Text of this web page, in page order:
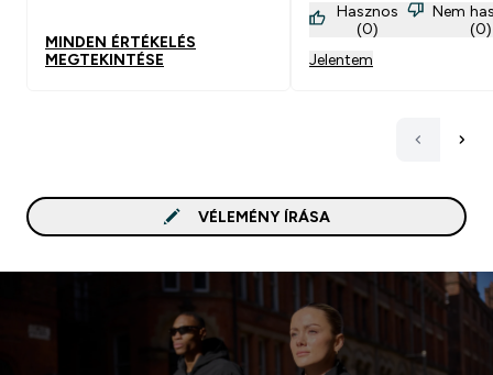
MINDEN ÉRTÉKELÉS
MEGTEKINTÉSE
Hasznos
(0)
Nem
(0)
Jelentem
VÉLEMÉNY ÍRÁSA